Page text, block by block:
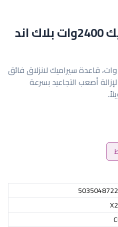
مكواة بخار سيراميك 2400وات بلاك اند
مكواة بخار بلاك آند ديكر 2400 وات، قاعدة سيراميك لانزلاق فائق
أصعب التجاعيد بسرعة